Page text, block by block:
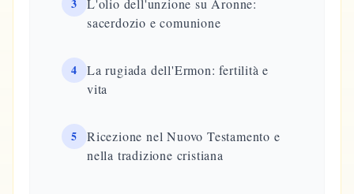
3
L'olio dell'unzione su Aronne:
sacerdozio e comunione
4
La rugiada dell'Ermon: fertilità e
vita
5
Ricezione nel Nuovo Testamento e
nella tradizione cristiana